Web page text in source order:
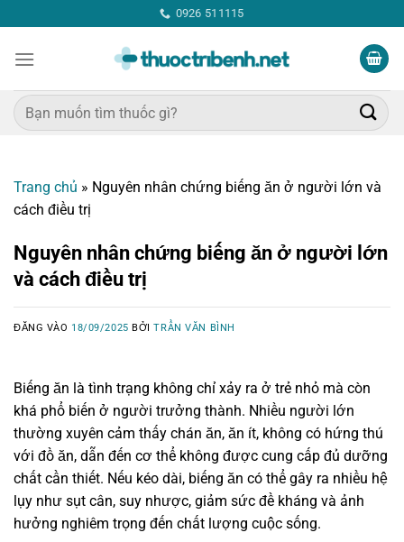
qua
nội
0926 511115
Tìm
kiếm:
Trang chủ » Nguyên nhân chứng biếng ăn ở người lớn và
cách điều trị
Nguyên nhân chứng biếng ăn ở người lớn
và cách điều trị
ĐĂNG VÀO 18/09/2025 BỞITRẦN VĂN BÌNH
Biếng ăn là tình trạng không chỉ xảy ra ở trẻ nhỏ mà còn
khá phổ biến ở người trưởng thành. Nhiều người lớn
thường xuyên cảm thấy chán ăn, ăn ít, không có hứng thú
với đồ ăn, dẫn đến cơ thể không được cung cấp đủ dưỡng
chất cần thiết. Nếu kéo dài, biếng ăn có thể gây ra nhiều hệ
lụy như sụt cân, suy nhược, giảm sức đề kháng và ảnh
hưởng nghiêm trọng đến chất lượng cuộc sống.